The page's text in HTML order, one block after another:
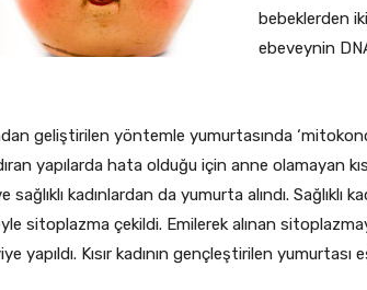
bebeklerden
ebeveynin
geliştirilen yöntemle yumurtasında
yapılarda hata olduğu için anne olamayan
kadınlardan da yumurta alındı. Sağlıklı
sitoplazma çekildi. Emilerek alınan
yapıldı. Kısır kadının gençleştirilen yumurtası